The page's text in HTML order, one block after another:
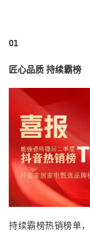
01
匠心品质 持续霸榜
持续霸榜热销榜单